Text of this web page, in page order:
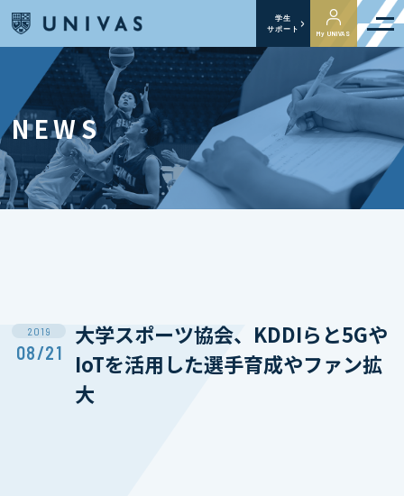
学生
サポート
My UNIVAS
NEWS
2019
08/21
大学スポーツ協会、KDDIらと5Gや
IoTを活用した選手育成やファン拡
大